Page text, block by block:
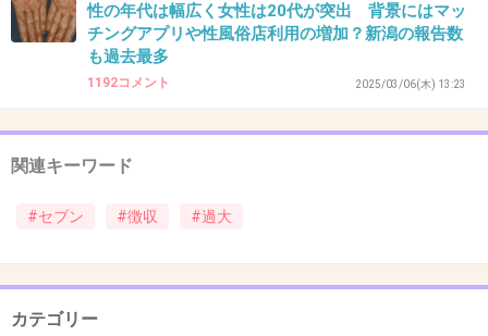
2026/06/03(水) 09:47:12
第2戦 6月21日（日）13:00 vs チュニジア
+2 -4
性の年代は幅広く女性は20代が突出 背景にはマッ
チングアプリや性風俗店利用の増加？新潟の報告数
も過去最多
1192コメント 2025/03/06(木) 13:23
関連キーワード
#セブン #徴収 #過大
カテゴリー